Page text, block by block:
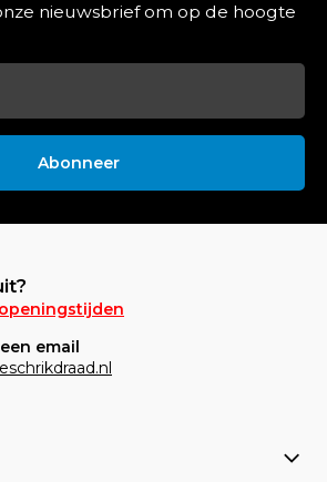
nieuwsbrief om op de hoogte
Abonneer
openingstijden
email